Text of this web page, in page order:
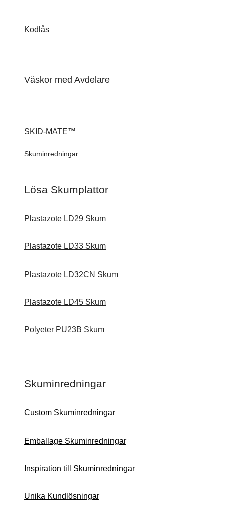
Kodlås
Väskor med Avdelare
SKID-MATE™
Skuminredningar
Lösa Skumplattor
Plastazote LD29 Skum
Plastazote LD33 Skum
Plastazote LD32CN Skum
Plastazote LD45 Skum
Polyeter PU23B Skum
Skuminredningar
Custom Skuminredningar
Emballage Skuminredningar
Inspiration till Skuminredningar
Unika Kundlösningar